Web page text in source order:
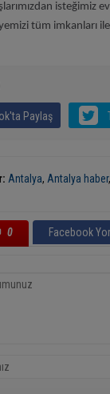
isteğimiz
tüm imkanları
Paylaş
Antalya, Antalya haber,
0 Facebook